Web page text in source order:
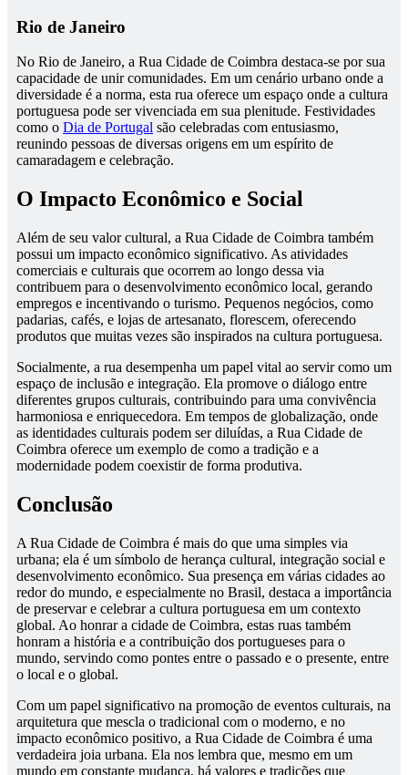
Rio de Janeiro
No Rio de Janeiro, a Rua Cidade de Coimbra destaca-se por sua
capacidade de unir comunidades. Em um cenário urbano onde a
diversidade é a norma, esta rua oferece um espaço onde a cultura
portuguesa pode ser vivenciada em sua plenitude. Festividades
como o Dia de Portugal são celebradas com entusiasmo,
reunindo pessoas de diversas origens em um espírito de
camaradagem e celebração.
O Impacto Econômico e Social
Além de seu valor cultural, a Rua Cidade de Coimbra também
possui um impacto econômico significativo. As atividades
comerciais e culturais que ocorrem ao longo dessa via
contribuem para o desenvolvimento econômico local, gerando
empregos e incentivando o turismo. Pequenos negócios, como
padarias, cafés, e lojas de artesanato, florescem, oferecendo
produtos que muitas vezes são inspirados na cultura portuguesa.
Socialmente, a rua desempenha um papel vital ao servir como um
espaço de inclusão e integração. Ela promove o diálogo entre
diferentes grupos culturais, contribuindo para uma convivência
harmoniosa e enriquecedora. Em tempos de globalização, onde
as identidades culturais podem ser diluídas, a Rua Cidade de
Coimbra oferece um exemplo de como a tradição e a
modernidade podem coexistir de forma produtiva.
Conclusão
A Rua Cidade de Coimbra é mais do que uma simples via
urbana; ela é um símbolo de herança cultural, integração social e
desenvolvimento econômico. Sua presença em várias cidades ao
redor do mundo, e especialmente no Brasil, destaca a importância
de preservar e celebrar a cultura portuguesa em um contexto
global. Ao honrar a cidade de Coimbra, estas ruas também
honram a história e a contribuição dos portugueses para o
mundo, servindo como pontes entre o passado e o presente, entre
o local e o global.
Com um papel significativo na promoção de eventos culturais, na
arquitetura que mescla o tradicional com o moderno, e no
impacto econômico positivo, a Rua Cidade de Coimbra é uma
verdadeira joia urbana. Ela nos lembra que, mesmo em um
mundo em constante mudança, há valores e tradições que